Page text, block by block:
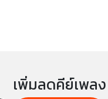
เพิ่มลดคีย์เพลง